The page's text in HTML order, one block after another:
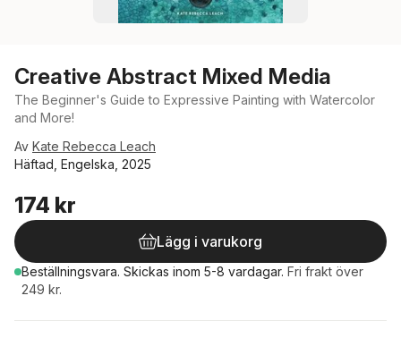
Creative Abstract Mixed Media
The Beginner's Guide to Expressive Painting with Watercolor
and More!
Av Kate Rebecca Leach
Häftad, Engelska, 2025
174 kr
Lägg i varukorg
Beställningsvara. Skickas inom 5-8 vardagar. Fri frakt över
249 kr.